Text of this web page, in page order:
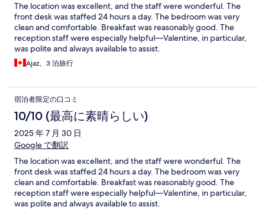
The location was excellent, and the staff were wonderful. The
front desk was staffed 24 hours a day. The bedroom was very
clean and comfortable. Breakfast was reasonably good. The
reception staff were especially helpful—Valentine, in particular,
was polite and always available to assist.
Ajaz、3 泊旅行
宿泊者限定の口コミ
10/10 (最高に素晴らしい)
2025 年 7 月 30 日
Google で翻訳
The location was excellent, and the staff were wonderful. The
front desk was staffed 24 hours a day. The bedroom was very
clean and comfortable. Breakfast was reasonably good. The
reception staff were especially helpful—Valentine, in particular,
was polite and always available to assist.